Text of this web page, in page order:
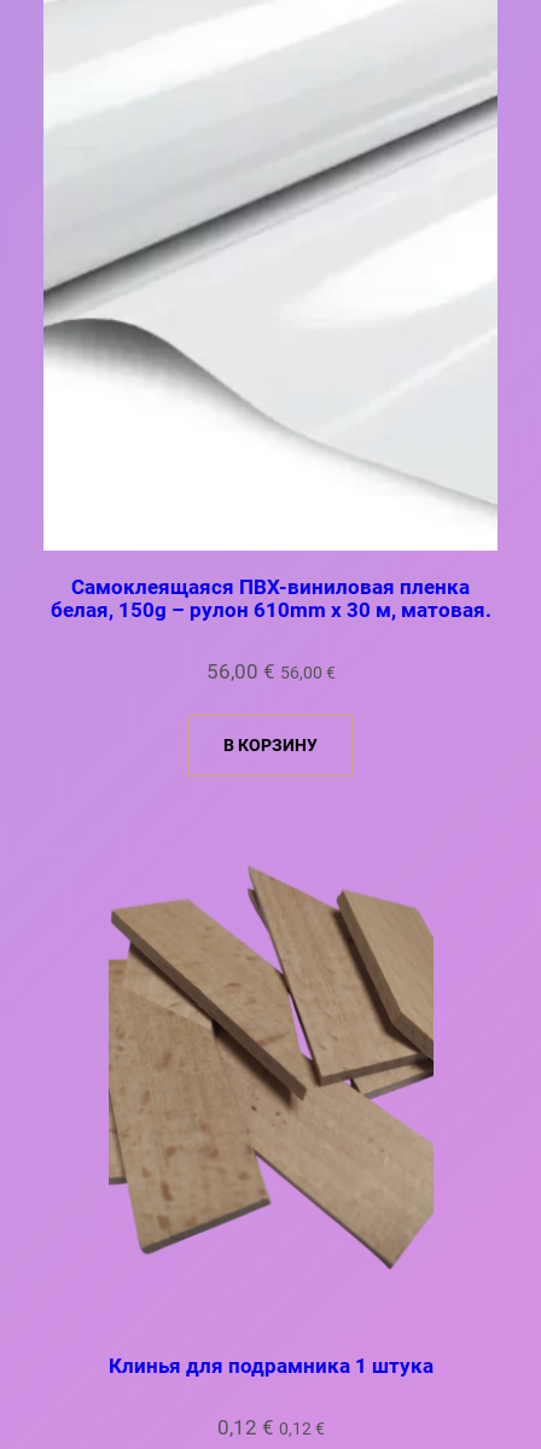
Самоклеящаяся ПВХ-виниловая пленка
белая, 150g – рулон 610mm x 30 м, матовая.
56,00 € 56,00 €
В КОРЗИНУ
Клинья для подрамника 1 штука
0,12 € 0,12 €